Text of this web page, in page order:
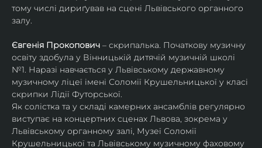
тому числі дириґував на сцені Львівського органного
залу.
Євгенія Прокопович – скрипалька. Початкову музичну
освіту здобула у Вінницькій дитячій музичній школі
№1. Наразі навчається у Львівському державному
музичному ліцеї імені Соломії Крушельницької у класі
скрипки Лідії Футорської.
Як солістка та у складі камерних ансамблів регулярно
виступає на концертних сценах Львова, зокрема у
Львівському органному залі, Музеї Соломії
Крушельницької та Львівському музичному фаховому